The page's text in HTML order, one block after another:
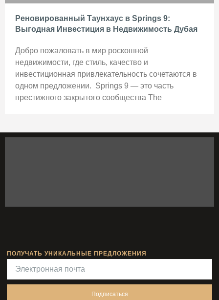
Реновированный Таунхаус в Springs 9:
Выгодная Инвестиция в Недвижимость Дубая
Добро пожаловать в мир роскошной
недвижимости, где стиль, качество и
инвестиционная привлекательность сочетаются в
одном предложении. Springs 9 — это часть
престижного закрытого сообщества The
ПОЛУЧАТЬ УНИКАЛЬНЫЕ ПРЕДЛОЖЕНИЯ
Подписаться